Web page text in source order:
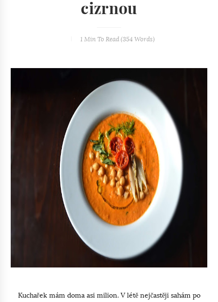
cizrnou
1 MinTo Read (354Words)
Kuchařek mám doma asi milion. V létě nejčastěji sahám po